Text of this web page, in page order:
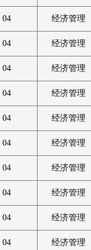
04 经济管理
04 经济管理
04 经济管理
04 经济管理
04 经济管理
04 经济管理
04 经济管理
04 经济管理
04 经济管理
04 经济管理